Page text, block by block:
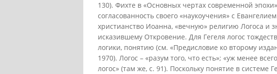
130). Фихте в «Основных чертах современной
согласованность своего «наукоучения» с
христианство Иоанна, «вечную» религию Логоса и
исказившему Откровение. Для Гегеля логос
логики, понятию (см. «Предисловие ко второму
1970). Логос – «разум того, что есть»; «уж менее
логос» (там же, с. 91). Поскольку понятие в системе